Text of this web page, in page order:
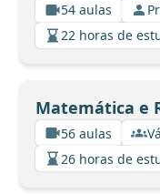
54 aulas
22 horas de
Matemática e
56 aulas
26 horas de